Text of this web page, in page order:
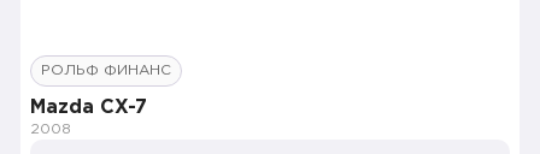
РОЛЬФ ФИНАНС
Mazda CX-7
2008